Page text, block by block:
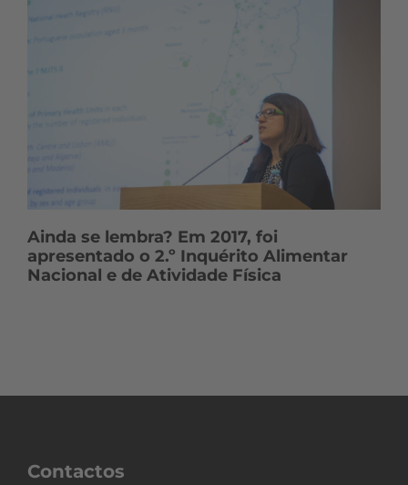
Ainda se lembra? Em 2017, foi
apresentado o 2.º Inquérito Alimentar
Nacional e de Atividade Física
Contactos